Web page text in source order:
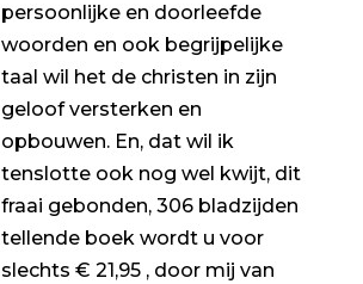
persoonlijke en doorleefde
woorden en ook begrijpelijke
taal wil het de christen in zijn
geloof versterken en
opbouwen. En, dat wil ik
tenslotte ook nog wel kwijt, dit
fraai gebonden, 306 bladzijden
tellende boek wordt u voor
slechts € 21,95 , door mij van